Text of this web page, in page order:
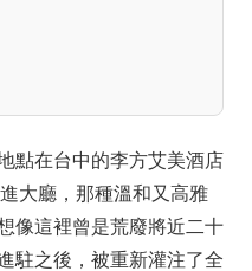
點在台中的李方艾美酒店
大廳，那種溫和又高雅
像這裡曾是荒廢將近二十
駐之後，被重新灌注了全